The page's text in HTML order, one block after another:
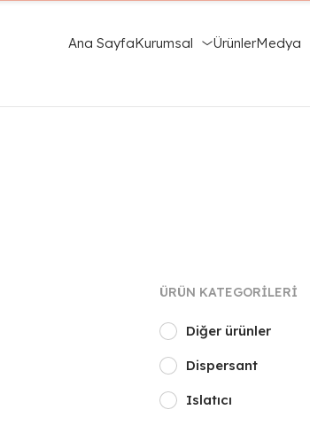
Ana SayfaKurumsal ÜrünlerMedya
ÜRÜN KATEGORILERI
Diğer ürünler
Dispersant
Islatıcı